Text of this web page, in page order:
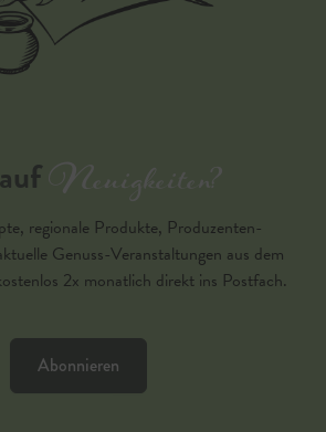
Neuigkeiten?
regionale Produkte, Produzenten-
Genuss-Veranstaltungen aus dem
2x monatlich direkt ins Postfach.
Abonnieren